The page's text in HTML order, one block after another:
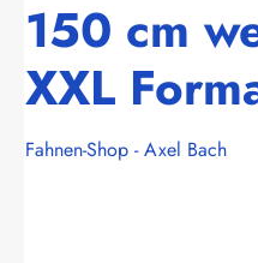
150 cm
XXL
Fahnen-Shop - Axel Bach